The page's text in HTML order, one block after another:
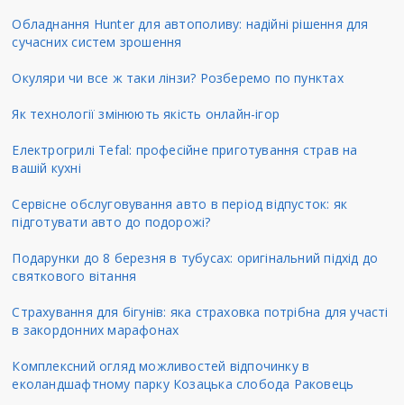
Обладнання Hunter для автополиву: надійні рішення для
сучасних систем зрошення
Окуляри чи все ж таки лінзи? Розберемо по пунктах
Як технології змінюють якість онлайн-ігор
Електрогрилі Tefal: професійне приготування страв на
вашій кухні
Сервісне обслуговування авто в період відпусток: як
підготувати авто до подорожі?
Подарунки до 8 березня в тубусах: оригінальний підхід до
святкового вітання
Страхування для бігунів: яка страховка потрібна для участі
в закордонних марафонах
Комплексний огляд можливостей відпочинку в
еколандшафтному парку Козацька слобода Раковець